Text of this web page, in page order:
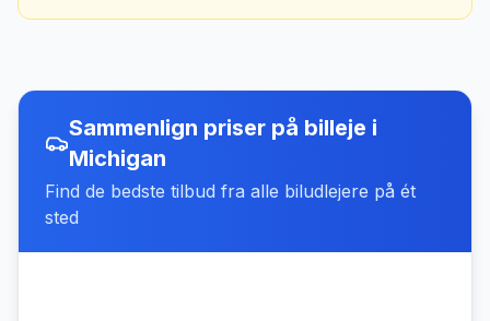
Sammenlign priser på billeje i
Michigan
Find de bedste tilbud fra alle biludlejere på ét
sted